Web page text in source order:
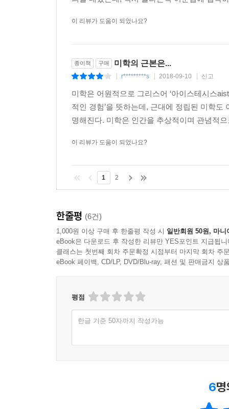
이 리뷰가 도움이 되었나요?
종이책 구매 미학의 근본은...
r*********s 2018-09-10 신고
미학은 어원적으로 그리스어 ‘아이스테시스
적인 경험’을 뜻하는데, 근대에 정립된 미학
명해진다. 미학은 인간을 추상적이며 관념적
이 리뷰가 도움이 되었나요?
1 2
한줄평 (6건)
1,000원 이상 구매 후 한줄평 작성 시 일반회원 50원, 마니
eBook은 다운로드 후 작성한 리뷰만 YES포인트 지급됩니
클래스는 첫번째 회차 주문확정 시점부터 마지막 회차 주
eBook 페이백, CD/LP, DVD/Blu-ray, 패션 및 판매금지 상
평점
한글 기준 50자까지 작성가능
6